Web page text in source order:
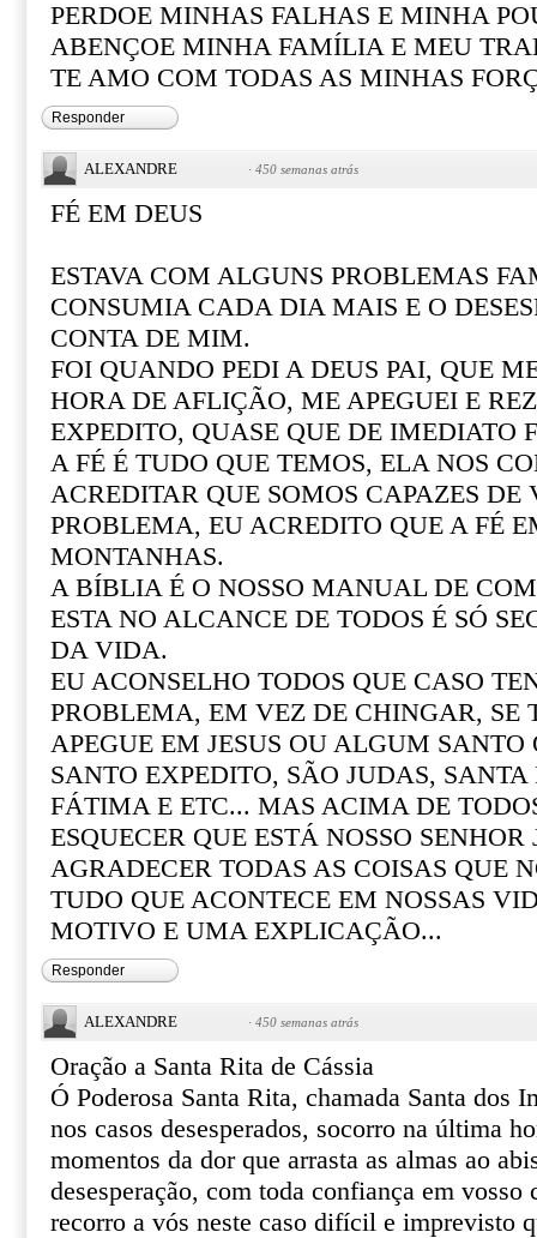
PERDOE MINHAS FALHAS E MINHA
ABENÇOE MINHA FAMÍLIA E MEU
TE AMO COM TODAS AS MINHAS
Responder
ALEXANDRE · 450 semanas atrás
FÉ EM DEUS
ESTAVA COM ALGUNS PROBLEMAS
CONSUMIA CADA DIA MAIS E O
CONTA DE MIM.
FOI QUANDO PEDI A DEUS PAI, QUE
HORA DE AFLIÇÃO, ME APEGUEI E
EXPEDITO, QUASE QUE DE IMEDIATO
A FÉ É TUDO QUE TEMOS, ELA NOS
ACREDITAR QUE SOMOS CAPAZES DE
PROBLEMA, EU ACREDITO QUE A FÉ
MONTANHAS.
A BÍBLIA É O NOSSO MANUAL DE
ESTA NO ALCANCE DE TODOS É SÓ
DA VIDA.
EU ACONSELHO TODOS QUE CASO
PROBLEMA, EM VEZ DE CHINGAR, SE
APEGUE EM JESUS OU ALGUM SANTO
SANTO EXPEDITO, SÃO JUDAS, SANTA
FÁTIMA E ETC... MAS ACIMA DE
ESQUECER QUE ESTÁ NOSSO SENHOR
AGRADECER TODAS AS COISAS QUE
TUDO QUE ACONTECE EM NOSSAS
MOTIVO E UMA EXPLICAÇÃO...
Responder
ALEXANDRE · 450 semanas atrás
Oração a Santa Rita de Cássia
Ó Poderosa Santa Rita, chamada Santa dos
nos casos desesperados, socorro na última
momentos da dor que arrasta as almas ao
desesperação, com toda confiança em vosso
recorro a vós neste caso difícil e imprevisto